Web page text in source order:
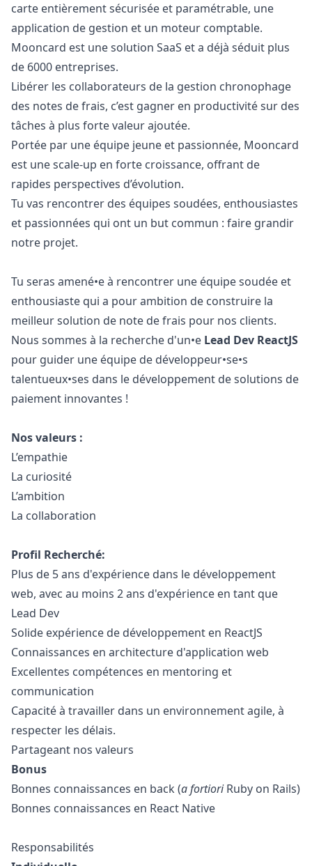
carte entièrement sécurisée et paramétrable, une
application de gestion et un moteur comptable.
Mooncard est une solution SaaS et a déjà séduit plus
de 6000 entreprises.
Libérer les collaborateurs de la gestion chronophage
des notes de frais, c’est gagner en productivité sur des
tâches à plus forte valeur ajoutée.
Portée par une équipe jeune et passionnée, Mooncard
est une scale-up en forte croissance, offrant de
rapides perspectives d’évolution.
Tu vas rencontrer des équipes soudées, enthousiastes
et passionnées qui ont un but commun : faire grandir
notre projet.
Tu seras amené•e à rencontrer une équipe soudée et
enthousiaste qui a pour ambition de construire la
meilleur solution de note de frais pour nos clients.
Nous sommes à la recherche d'un•e Lead Dev ReactJS
pour guider une équipe de développeur•se•s
talentueux•ses dans le développement de solutions de
paiement innovantes !
Nos valeurs :
L’empathie
La curiosité
L’ambition
La collaboration
Profil Recherché:
Plus de 5 ans d'expérience dans le développement
web, avec au moins 2 ans d'expérience en tant que
Lead Dev
Solide expérience de développement en ReactJS
Connaissances en architecture d'application web
Excellentes compétences en mentoring et
communication
Capacité à travailler dans un environnement agile, à
respecter les délais.
Partageant nos valeurs
Bonus
Bonnes connaissances en back (a fortiori Ruby on Rails)
Bonnes connaissances en React Native
Responsabilités